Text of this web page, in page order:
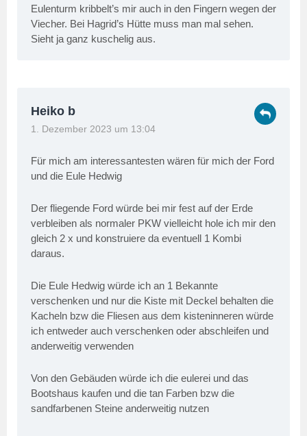
Eulenturm kribbelt’s mir auch in den Fingern wegen der
Viecher. Bei Hagrid’s Hütte muss man mal sehen.
Sieht ja ganz kuschelig aus.
Heiko b
1. Dezember 2023 um 13:04
Für mich am interessantesten wären für mich der Ford
und die Eule Hedwig
Der fliegende Ford würde bei mir fest auf der Erde
verbleiben als normaler PKW vielleicht hole ich mir den
gleich 2 x und konstruiere da eventuell 1 Kombi
daraus.
Die Eule Hedwig würde ich an 1 Bekannte
verschenken und nur die Kiste mit Deckel behalten die
Kacheln bzw die Fliesen aus dem kisteninneren würde
ich entweder auch verschenken oder abschleifen und
anderweitig verwenden
Von den Gebäuden würde ich die eulerei und das
Bootshaus kaufen und die tan Farben bzw die
sandfarbenen Steine anderweitig nutzen